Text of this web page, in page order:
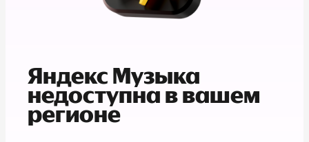
Яндекс Музыка
недоступна в вашем
регионе